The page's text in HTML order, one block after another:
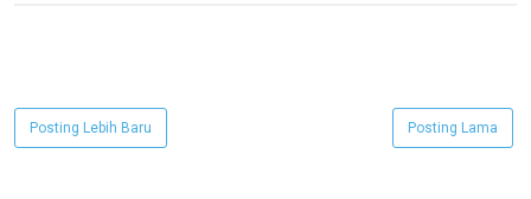
Posting Lebih Baru Posting Lama